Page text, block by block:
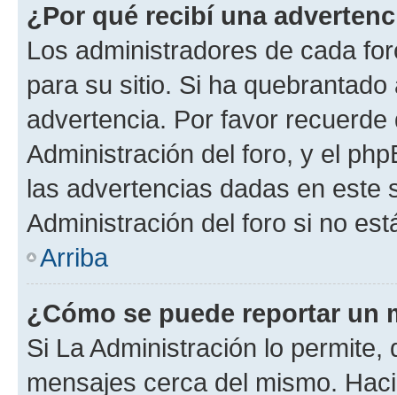
¿Por qué recibí una
Los administradores de cada
para su sitio. Si ha
advertencia. Por favor
Administración del foro, y el
las advertencias dadas en este
Administración del foro si no
Arriba
¿Cómo se puede reportar un
Si La Administración lo
mensajes cerca del mismo.